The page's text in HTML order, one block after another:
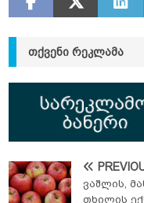
ᲗᲥᲕᲔᲜᲘ ᲠᲔᲙᲚᲐᲛᲐ
ვაშლის,
თხილის